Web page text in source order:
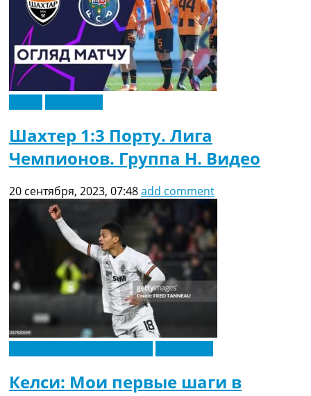
Шахтер 1:3 Порту. Лига
Чемпионов. Группа H. Видео
20 сентября, 2023, 07:48add comment
Келси: Мои первые шаги в